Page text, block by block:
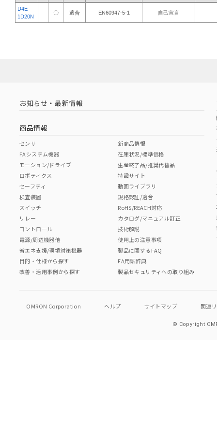
D4E-
1D20N
〇 適合 EN60947-5-1 自己宣言
お知らせ・最新情報
商品情報
センサ
FAシステム機器
モーション/ドライブ
ロボティクス
セーフティ
検査装置
スイッチ
リレー
コントロール
電源/周辺機器他
省エネ支援/環境対策機器
目的・仕様から探す
改善・活用事例から探す
新商品情報
在庫状況/標準価格
生産終了品/推奨代替品
特設サイト
動画ライブラリ
規格認証/適合
RoHS/REACH対応
カタログ/マニュアル訂正
技術解説
使用上の注意事項
製品に関するFAQ
FA用語辞典
製品セキュリティへの取り組み
OMRON Corporation ヘルプ サイトマップ 関連
© Copyright